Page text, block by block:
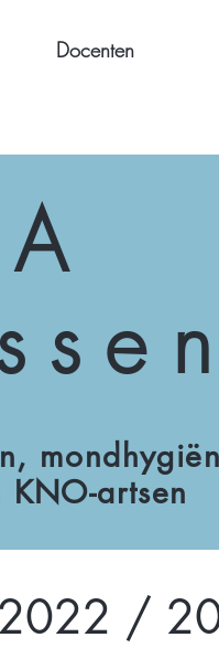
Docenten
artsen
2022 /